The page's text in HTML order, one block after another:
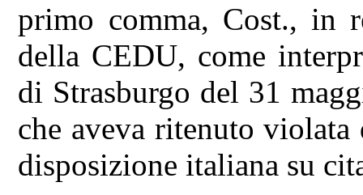
primo comma, Cost., in
della CEDU, come
di Strasburgo del 31
che aveva ritenuto
disposizione italiana su